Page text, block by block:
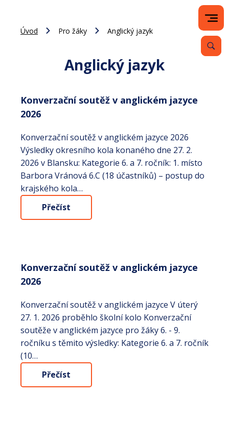
Úvod Pro žáky Anglický jazyk
Anglický jazyk
Konverzační soutěž v anglickém jazyce
2026
Konverzační soutěž v anglickém jazyce 2026
Výsledky okresního kola konaného dne 27. 2.
2026 v Blansku: Kategorie 6. a 7. ročník: 1. místo
Barbora Vránová 6.C (18 účastníků) – postup do
krajského kola…
Přečíst
Konverzační soutěž v anglickém jazyce
2026
Konverzační soutěž v anglickém jazyce V úterý
27. 1. 2026 proběhlo školní kolo Konverzační
soutěže v anglickém jazyce pro žáky 6. - 9.
ročníku s těmito výsledky: Kategorie 6. a 7. ročník
(10…
Přečíst